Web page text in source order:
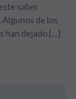
saber
de los
han dejado […]